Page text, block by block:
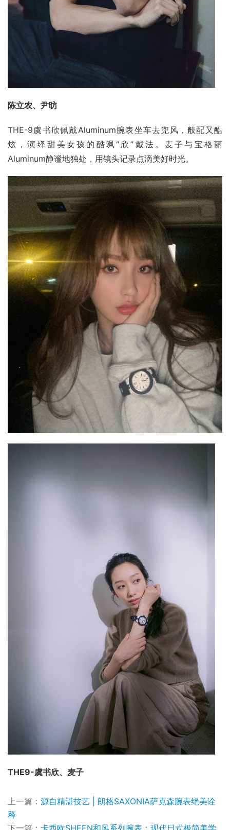
陈立农、尹昉
THE-9虞书欣佩戴Aluminum腕表坐车去兜风，般配又酷
炫，演绎甜美女孩的酷飒“欣”戴法。麦子与宝格丽
Aluminum静谧地独处，用镜头记录点滴美好时光。
THE9-虞书欣、麦子
上一篇： 源自精湛技艺 | 朗格SAXONIA萨克森腕表绝美诠
释